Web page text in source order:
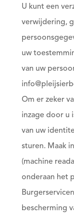
U kunt een
verwijdering,
uw
van uw
Om er zeker
inzage door u
van uw
sturen. Maak
(machine
onderaan het
bescherming